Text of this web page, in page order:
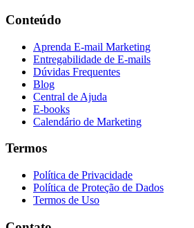
Conteúdo
Aprenda E-mail Marketing
Entregabilidade de E-mails
Dúvidas Frequentes
Blog
Central de Ajuda
E-books
Calendário de Marketing
Termos
Política de Privacidade
Política de Proteção de Dados
Termos de Uso